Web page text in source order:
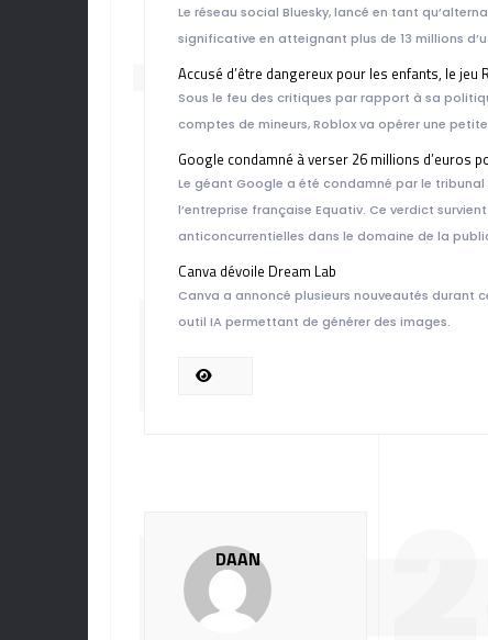
DE
DU
Le réseau social Bluesky, lancé en tant
significative en atteignant plus de 13 millions
Accusé d’être dangereux pour les enfants, le
Sous le feu des critiques par rapport à sa
comptes de mineurs, Roblox va opérer une
Google condamné à verser 26 millions d’euros
Le géant Google a été condamné par le tribunal
l’entreprise française Equativ. Ce verdict
anticoncurrentielles dans le domaine de la
Canva dévoile Dream Lab
Canva a annoncé plusieurs nouveautés durant
outil IA permettant de générer des images.
DAAN